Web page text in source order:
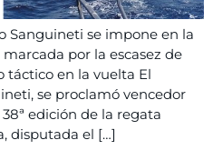
Sanguineti se impone en la
por la escasez de
táctico en la vuelta El
se proclamó vencedor
edición de la regata
disputada el […]